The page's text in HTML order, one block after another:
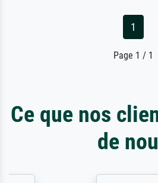
1
Page 1 / 1
Ce que nos
de